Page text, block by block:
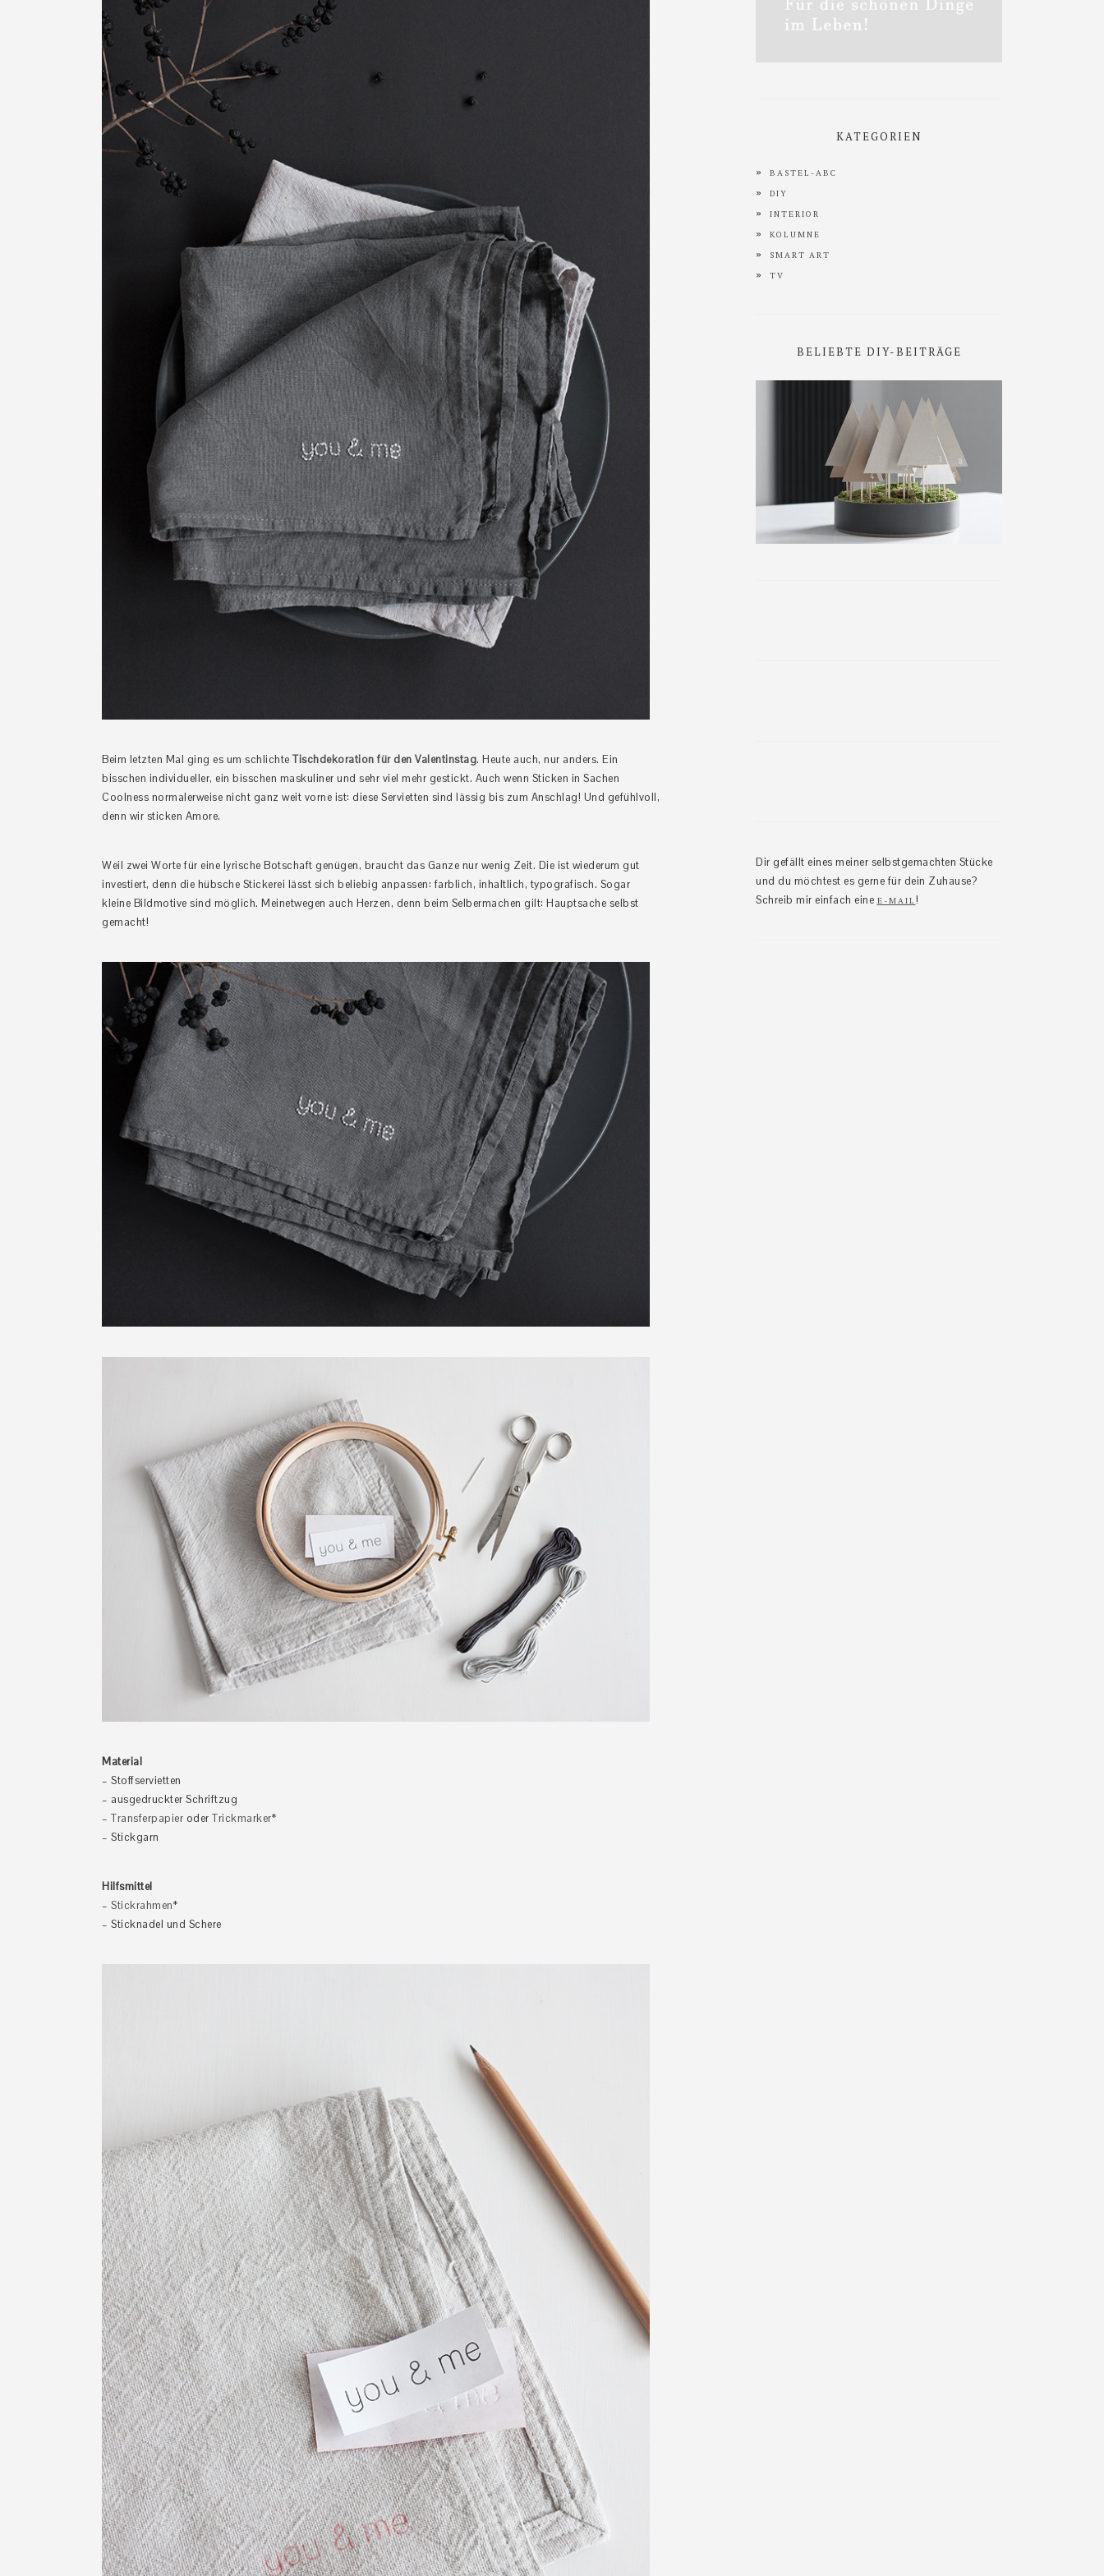
Beim letzten Mal ging es um schlichte Tischdekoration für den Valentinstag. Heute auch, nur anders. Ein
bisschen individueller, ein bisschen maskuliner und sehr viel mehr gestickt. Auch wenn Sticken in Sachen
Coolness normalerweise nicht ganz weit vorne ist: diese Servietten sind lässig bis zum Anschlag! Und gefühlvoll,
denn wir sticken Amore.
Weil zwei Worte für eine lyrische Botschaft genügen, braucht das Ganze nur wenig Zeit. Die ist wiederum gut
investiert, denn die hübsche Stickerei lässt sich beliebig anpassen: farblich, inhaltlich, typografisch. Sogar
kleine Bildmotive sind möglich. Meinetwegen auch Herzen, denn beim Selbermachen gilt: Hauptsache selbst
gemacht!
Material
– Stoffservietten
– ausgedruckter Schriftzug
– Transferpapier oder Trickmarker*
– Stickgarn
Hilfsmittel
– Stickrahmen*
– Sticknadel und Schere
KATEGORIEN
BASTEL-ABC
DIY
INTERIOR
KOLUMNE
SMART ART
TV
BELIEBTE DIY-BEITRÄGE
Dir gefällt eines meiner selbstgemachten Stücke
und du möchtest es gerne für dein Zuhause?
Schreib mir einfach eine E-MAIL !